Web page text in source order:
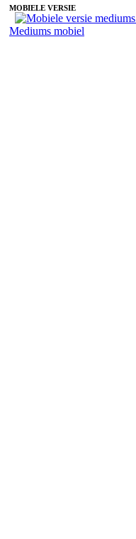
MOBIELE VERSIE
Mediums mobiel